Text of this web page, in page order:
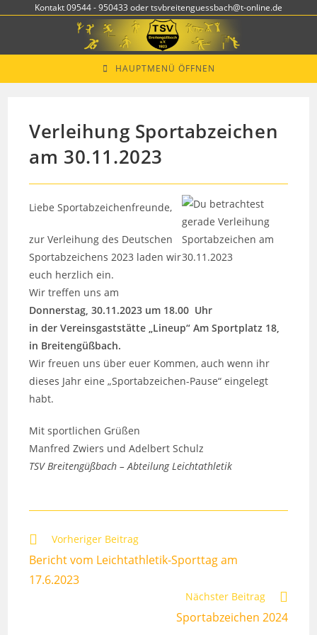
Kontakt 09544 - 950433 oder tsvbreitenguessbach@t-online.de
HAUPTMENÜ ÖFFNEN
Verleihung Sportabzeichen
am 30.11.2023
Liebe Sportabzeichenfreunde,
zur Verleihung des Deutschen
Sportabzeichens 2023 laden wir
euch herzlich ein.
Wir treffen uns am
Donnerstag, 30.11.2023 um 18.00 Uhr
in der Vereinsgaststätte „Lineup“ Am Sportplatz 18,
in Breitengüßbach.
Wir freuen uns über euer Kommen, auch wenn ihr
dieses Jahr eine „Sportabzeichen-Pause“ eingelegt
habt.
Mit sportlichen Grüßen
Manfred Zwiers und Adelbert Schulz
TSV Breitengüßbach – Abteilung Leichtathletik
Weitere
Artikel
ansehen
Vorheriger Beitrag
Bericht vom Leichtathletik-Sporttag am
17.6.2023
Nächster Beitrag
Sportabzeichen 2024